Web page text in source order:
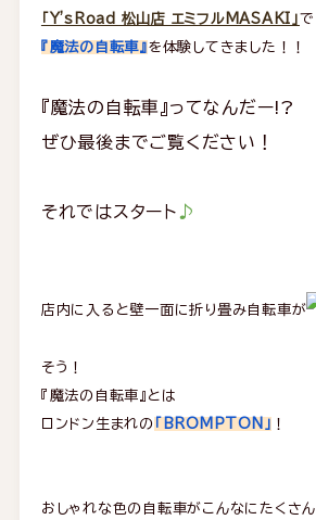
「Y'sRoad 松山店 エミフルMASAKI」 で
『魔法の自転車』 を体験してきました！！
『魔法の自転車』ってなんだー!?
ぜひ最後までご覧ください！
それではスタート ♪
店内に入ると壁一面に折り畳み自転車が
そう！
『魔法の自転車』とは
ロンドン生まれの 「BROMPTON」 ！
おしゃれな色の自転車がこんなにたくさん